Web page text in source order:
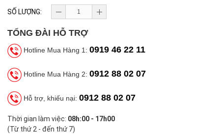
SỐ LƯỢNG:
TỔNG ĐÀI HỖ TRỢ
Hotline Mua Hàng 1: 0919 46 22 11
Hotline Mua Hàng 2: 0912 88 02 07
Hỗ trợ, khiếu nại: 0912 88 02 07
Thời gian làm việc: 08h:00 - 17h00
(Từ thứ 2 - đến thứ 7)